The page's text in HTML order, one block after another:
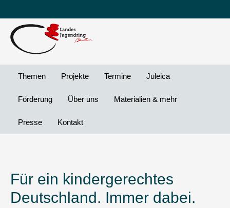
Inhalt
Preheader
Themen Projekte Termine Juleica
Förderung Über uns Materialien & mehr
Presse Kontakt
Für ein kindergerechtes
Deutschland. Immer dabei.